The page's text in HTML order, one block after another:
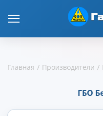
Главная Производители
ГБО